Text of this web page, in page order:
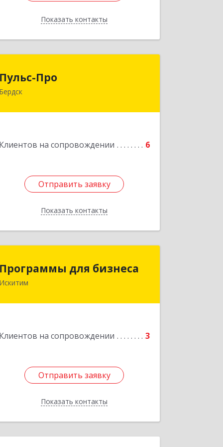
Показать контакты
Назад
Пульс-Про
Бердск
Клиентов на сопровождении 6
Отправить заявку
Показать контакты
633010, Новосибирская обл, Бердск,
Отправить заявку
Назад
Программы для бизнеса
Искитим
Клиентов на сопровождении 3
Отправить заявку
Показать контакты
Программы для бизнеса
Отправить заявку
Назад